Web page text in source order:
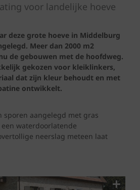
voor landelijke hoeve
deze grote hoeve in Middelburg
Meer dan 2000 m2
de gebouwen met de hoofdweg.
gekozen voor kleiklinkers,
dat zijn kleur behoudt en met
ontwikkelt.
sporen aangelegd met gras
waterdoorlatende
neerslag meteen laat